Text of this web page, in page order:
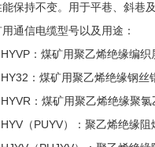
能保持不变。用于平巷、斜巷
用通信电缆型号以及用途：
：煤矿用聚乙烯绝缘编
：煤矿用聚乙烯绝缘钢
：煤矿用聚乙烯绝缘聚
（PUYV）：聚乙烯绝缘